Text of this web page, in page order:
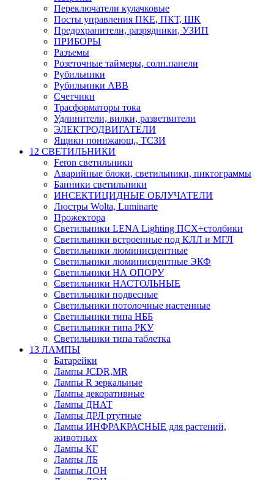
Переключатели кулачковые
Посты управления ПКЕ, ПКТ, ШК
Предохранители, разрядники, УЗИП
ПРИБОРЫ
Разъемы
Розеточные таймеры, солн.панели
Рубильники
Рубильники ABB
Счетчики
Трасформаторы тока
Удлинители, вилки, разветвители
ЭЛЕКТРОДВИГАТЕЛИ
Ящики понижающ., ТСЗИ
12 СВЕТИЛЬНИКИ
Feron светильники
Аварийные блоки, светильники, пиктограммы
Банники светильники
ИНСЕКТИЦИДНЫЕ ОБЛУЧАТЕЛИ
Люстры Wolta, Luminarte
Прожектора
Светильники LENA Lighting ПСХ+столбики
Светильники встроенные под КЛЛ и МГЛ
Светильники люминисцентные
Светильники люминисцентные ЭКФ
Светильники НА ОПОРУ
Светильники НАСТОЛЬНЫЕ
Светильники подвесные
Светильники потолочные настенные
Светильники типа НББ
Светильники типа РКУ
Светильники типа таблетка
13 ЛАМПЫ
Батарейки
Лампы JCDR,MR
Лампы R зеркальные
Лампы декоративные
Лампы ДНАТ
Лампы ДРЛ ртутные
Лампы ИНФРАКРАСНЫЕ для растений,
животных
Лампы КГ
Лампы ЛБ
Лампы ЛОН